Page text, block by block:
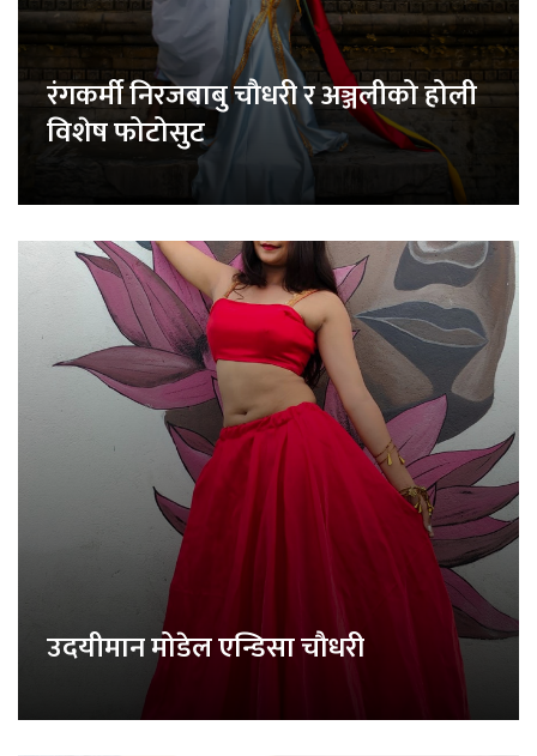
रंगकर्मी निरजबाबु चौधरी र अञ्जलीको होली
विशेष फोटोसुट
उदयीमान मोडेल एन्डिसा चौधरी